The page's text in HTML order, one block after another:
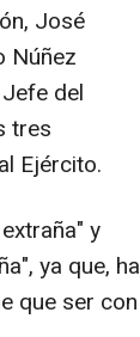
José
Núñez
del
tres
Ejército.
y
ya que, ha
que ser con